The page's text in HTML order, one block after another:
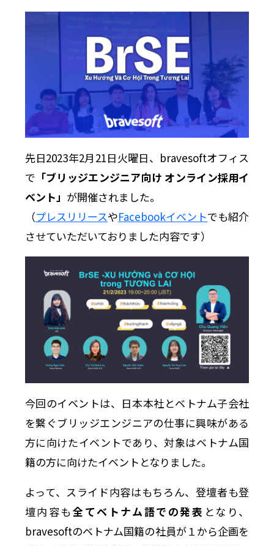
先日2023年2月21日火曜日、bravesoftオフィス
で 「ブリッジエンジニア向け オンライン採用イ
ベント」 が開催されました。
（プレスリリースやFacebookイベントでも紹介
させていただいておりました内容です）
今回のイベントは、日本本社とベトナム子会社
を繋ぐブリッジエンジニアの仕事に興味がある
方に向けたイベントであり、対象はベトナム国
籍の方に向けたイベントとなりました。
よって、スライド内容はもちろん、登壇者も登
壇内容も全てベトナム語での発表 となり、
bravesoftのベトナム国籍の社員が１から企画を